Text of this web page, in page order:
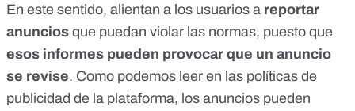
En este sentido, alientan a los usuarios a reportar
anuncios que puedan violar las normas, puesto que
esos informes pueden provocar que un anuncio
se revise. Como podemos leer en las políticas de
publicidad de la plataforma, los anuncios pueden